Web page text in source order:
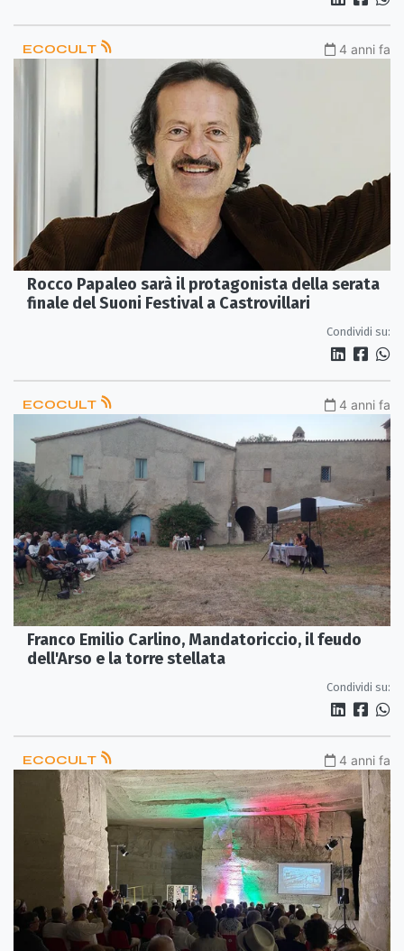
ECOCULT 4 anni fa
Rocco Papaleo sarà il protagonista della serata
finale del Suoni Festival a Castrovillari
Condividi su:
ECOCULT 4 anni fa
Franco Emilio Carlino, Mandatoriccio, il feudo
dell'Arso e la torre stellata
Condividi su:
ECOCULT 4 anni fa